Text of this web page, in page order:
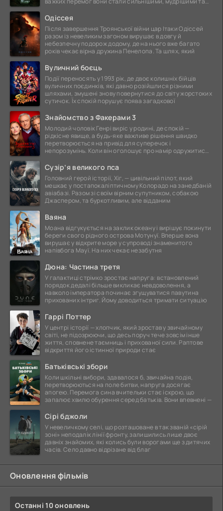
Одіссея
Після завершення Троянської війни цар Ітаки Одіссей
разом із невеликим загоном вирушає в довгу й
небезпечну подорож додому, де на нього вже багато
років чекає вірна дружина Пенелопа. Та шлях, який
Вуличний боєць
Події переносять у 1993 рік, де двоє колишніх бійців
вуличних поєдинків, які давно розійшлися різними
шляхами, змушені знову повернутися до світу жорстоких
сутичок. Їх спокій порушує поява загадкової
Знайомство з Факерами 3
Молодий чоловік Генрі виріс у родині, де спокій —
рідкісне явище, а будь-яке важливе рішення швидко
перетворюється на привід для суперечок і
непорозумінь. Коли він оголошує про намір одружитися,
Сузір’я великого пса
Головний герой історії, Хіг, — цивільний пілот, який
мешкає у постапокаліптичному Колорадо на занедбаній
авіабазі. Разом зі своїм вірним супутником, собакою
Джаспером, та буркотливим, але відданим
Ваяна
Моана відгукується на заклик океану і вирішує покинути
береги свого рідного острова Мотунуї. Вперше вона
вирушає у відкрите море у супроводі знаменитого
напівбога Мауї. На них чекає незабутня
Дюна: Частина третя
У галактиці стрімко зростає напруга: встановлений
порядок дедалі більше викликає невдоволення, а
навколо імператора починає згущуватися павутина
прихованих інтриг. Йому доводиться тримати ситуацію
Гаррі Поттер
У центрі історії — хлопчик, який зростав у звичайному
світі, не підозрюючи, що десь поруч тече зовсім інше
життя, сповнене таємниць і прихованої сили. Раптове
відкриття його істинної природи стає
Батьківські збори
Коли шкільні вибори, здавалося б, звичайна подія,
перетворюються на поле битви, напруга досягає
апогею. Перемога сина вчительки стає іскрою, що
запалює хвилю обурення серед батьків. Вони впевнені —
Сірі бджоли
У невеличкому селі, що розташоване в так званій «сірій
зоні» неподалік лінії фронту, залишились лише двоє
давніх знайомих, які колись були ворогами ще з дитячих
часів. Село давно відрізане від благ
Оновлення фільмів
Останні 10 оновлень